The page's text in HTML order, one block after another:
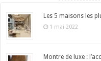
Les 5 maisons les
1 mai 2022
Montre de luxe :